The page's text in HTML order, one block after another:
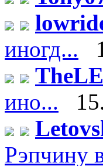
иногд...
ино...
Рэпчину